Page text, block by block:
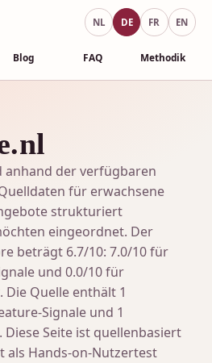
Blog FAQ Methodik
NL DE FR EN
anhand der verfügbaren
für erwachsene
strukturiert
eingeordnet. Der
beträgt 6.7/10: 7.0/10 für
und 0.0/10 für
Quelle enthält 1
Signale und 1
Seite ist quellenbasiert
als Hands-on-Nutzertest